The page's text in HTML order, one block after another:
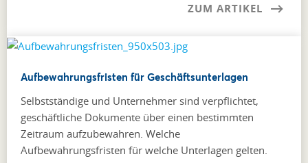
ZUM ARTIKEL
Aufbewahrungsfristen für Geschäftsunterlagen
Selbstständige und Unternehmer sind verpflichtet,
geschäftliche Dokumente über einen bestimmten
Zeitraum aufzubewahren. Welche
Aufbewahrungsfristen für welche Unterlagen gelten.